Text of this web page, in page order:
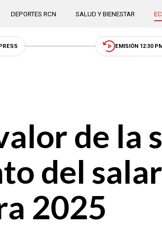
DEPORTES RCN SALUD Y BIENESTAR
EMISIÓN 12:30 PM
de la
del
2025